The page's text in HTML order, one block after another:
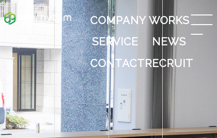
COMPANYWORKS
SERVICE
NEWS
CONTACTRECRUIT